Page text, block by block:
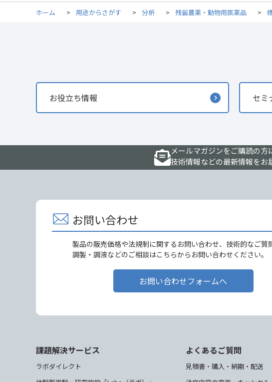
ホーム > 用途からさがす > 分析 > 残留農薬・動物用医薬品 >
お役立ち情報 セミ
メールマガジンをご購読の方
技術情報などの最新情報をお
お問い合わせ
製品の販売価格や法規制に関するお問い合わせ、技術的なご質
調製・調液などのご相談はこちらからお問い合わせください。
お問い合わせフォームへ
課題解決サービス
ラボダイレクト
よくあるご質問
見積書・購入・納期・配送